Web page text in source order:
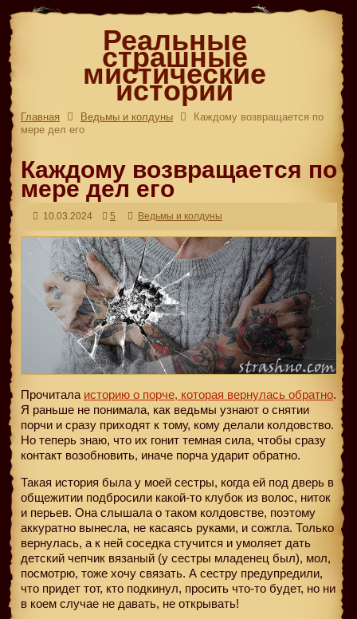
Реальные
страшные
мистические
истории
Главная Ведьмы и колдуны
Каждому возвращается по
мере дел его
Каждому возвращается по
мере дел его
10.03.2024 5 Ведьмы и колдуны
Прочитала историю о порче, которая вернулась обратно.
Я раньше не понимала, как ведьмы узнают о снятии
порчи и сразу приходят к тому, кому делали колдовство.
Но теперь знаю, что их гонит темная сила, чтобы сразу
контакт возобновить, иначе порча ударит обратно.
Такая история была у моей сестры, когда ей под дверь в
общежитии подбросили какой-то клубок из волос, ниток
и перьев. Она слышала о таком колдовстве, поэтому
аккуратно вынесла, не касаясь руками, и сожгла. Только
вернулась, а к ней соседка стучится и умоляет дать
детский чепчик вязаный (у сестры младенец был), мол,
посмотрю, тоже хочу связать. А сестру предупредили,
что придет тот, кто подкинул, просить что-то будет, но ни
в коем случае не давать, не открывать!